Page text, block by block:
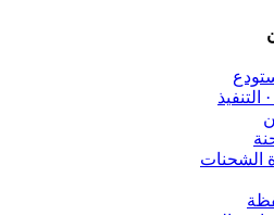
الشحنات